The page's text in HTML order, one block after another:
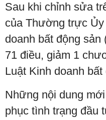
Sau khi chỉnh sửa
của Thường trực
doanh bất động
71 điều, giảm 1
Luật Kinh doanh
Những nội dung
phục tình trạng đầu